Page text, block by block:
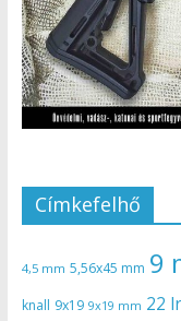
Címkefelhő
4,5 mm 5,56x45 mm 9
knall 9x19 9x19 mm 22 lr